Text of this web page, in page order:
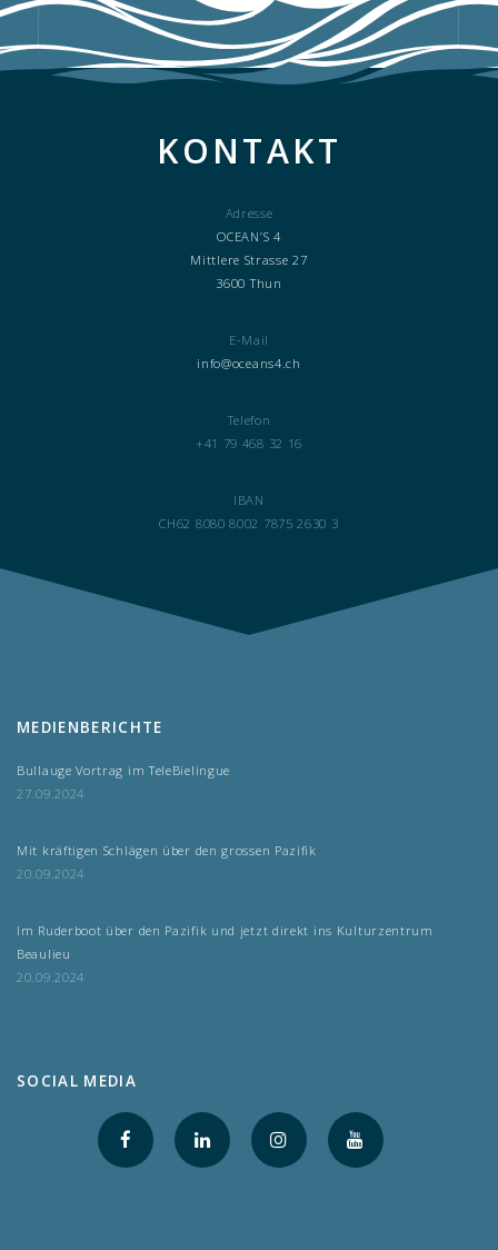
KONTAKT
Adresse
OCEAN’S 4
Mittlere Strasse 27
3600 Thun
E-Mail
info@oceans4.ch
Telefon
+41 79 468 32 16
IBAN
CH62 8080 8002 7875 2630 3
MEDIENBERICHTE
Bullauge Vortrag im TeleBielingue
27.09.2024
Mit kräftigen Schlägen über den grossen Pazifik
20.09.2024
Im Ruderboot über den Pazifik und jetzt direkt ins Kulturzentrum
Beaulieu
20.09.2024
SOCIAL MEDIA